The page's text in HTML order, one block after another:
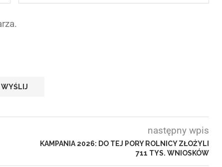
następny wpis
KAMPANIA 2026: DO TEJ PORY ROLNICY ZŁOŻYLI
711 TYS. WNIOSKÓW